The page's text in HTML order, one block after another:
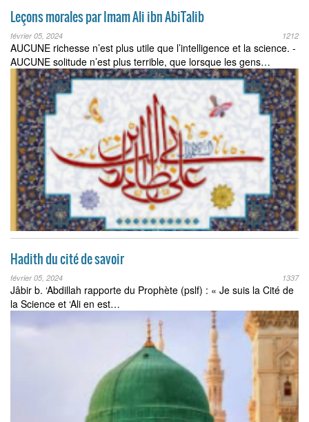
Leçons morales par Imam Ali ibn AbiTalib
février 05, 2024 1212
AUCUNE richesse n’est plus utile que l’intelligence et la science. -
AUCUNE solitude n’est plus terrible, que lorsque les gens…
Hadith du cité de savoir
février 05, 2024 1337
Jâbir b. ‘Abdillah rapporte du Prophète (pslf) : « Je suis la Cité de
la Science et ‘Ali en est…